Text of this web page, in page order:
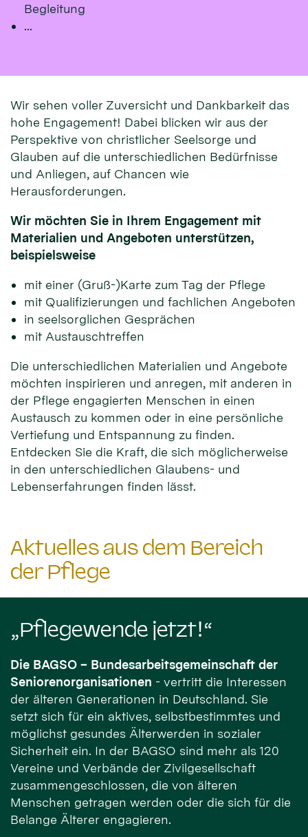
Begleitung
...
Wir sehen voller Zuversicht und Dankbarkeit das
hohe Engagement! Dabei blicken wir aus der
Perspektive von christlicher Seelsorge und
Glauben auf die unterschiedlichen Bedürfnisse
und Anliegen, auf Chancen wie
Herausforderungen.
Wir möchten Sie in Ihrem Engagement mit
Materialien und Angeboten unterstützen,
beispielsweise
mit einer (Gruß-)Karte zum Tag der Pflege
mit Qualifizierungen und fachlichen Angeboten
in seelsorglichen Gesprächen
mit Austauschtreffen
Die unterschiedlichen Materialien und Angebote
möchten inspirieren und anregen, mit anderen in
der Pflege engagierten Menschen in einen
Austausch zu kommen oder in eine persönliche
Vertiefung und Entspannung zu finden.
Entdecken Sie die Kraft, die sich möglicherweise
in den unterschiedlichen Glaubens- und
Lebenserfahrungen finden lässt.
Aktuelles aus dem Bereich
der Pflege
„Pflegewende jetzt!“
Die BAGSO – Bundesarbeitsgemeinschaft der
Seniorenorganisationen - vertritt die Interessen
der älteren Generationen in Deutschland. Sie
setzt sich für ein aktives, selbstbestimmtes und
möglichst gesundes Älterwerden in sozialer
Sicherheit ein. In der BAGSO sind mehr als 120
Vereine und Verbände der Zivilgesellschaft
zusammengeschlossen, die von älteren
Menschen getragen werden oder die sich für die
Belange Älterer engagieren.